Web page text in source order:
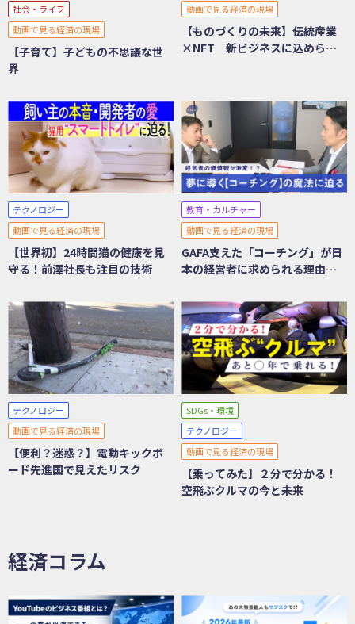
社会・ライフ
動画で見る経済の現場
【子育て】子どもの不思議な世
界
動画で見る経済の現場
【ものづくりの未来】伝統産業
×NFT 新ビジネスに込められ
テクノロジー
動画で見る経済の現場
【世界初】24時間猫の健康を見
守る！前澤社長も注目の技術
教育・カルチャー
動画で見る経済の現場
GAFA支えた「コーチング」が日
本の経営者に求められる理由と
テクノロジー
動画で見る経済の現場
【便利？迷惑？】電動キックボ
ード先進国で見えたリスク
SDGs・環境
テクノロジー
動画で見る経済の現場
【乗ってみた】２分で分かる！
空飛ぶクルマの今と未来
経済コラム